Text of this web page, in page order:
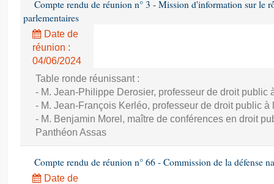
Compte rendu de réunion n° 3 - Mission d'information sur le
parlementaires
Date de
réunion :
04/06/2024
Table ronde réunissant :
- M. Jean-Philippe Derosier, professeur de droit public
- M. Jean-François Kerléo, professeur de droit public
- M. Benjamin Morel, maître de conférences en droit
Panthéon Assas
Compte rendu de réunion n° 66 - Commission de la défense
Date de